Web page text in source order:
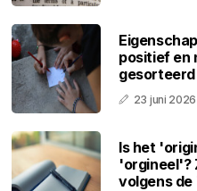
positief en
gesorteerd
23 juni 2026
Is het
'orgineel'?
volgens de